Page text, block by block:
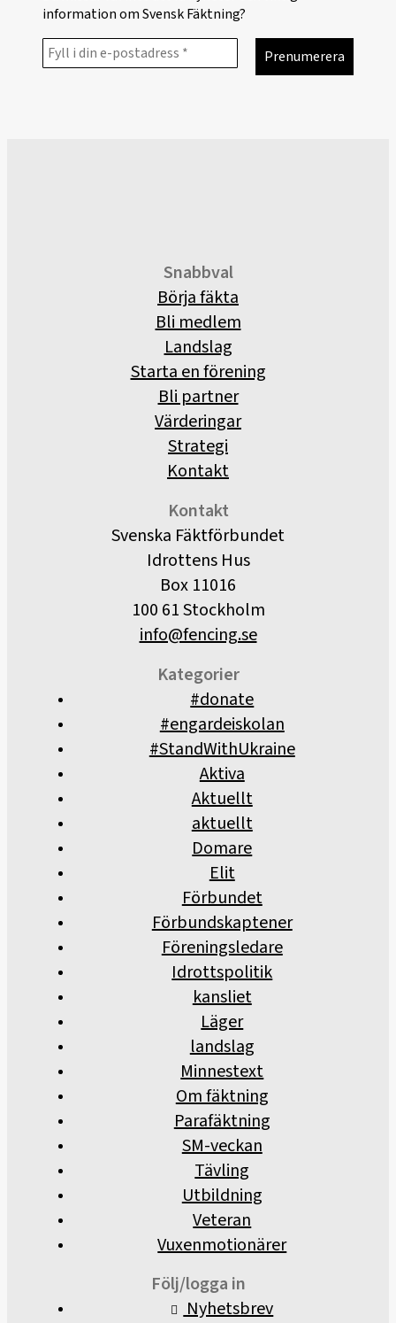
information om Svensk Fäktning?
Snabbval
Börja fäkta
Bli medlem
Landslag
Starta en förening
Bli partner
Värderingar
Strategi
Kontakt
Kontakt
Svenska Fäktförbundet
Idrottens Hus
Box 11016
100 61 Stockholm
info@fencing.se
Kategorier
#donate
#engardeiskolan
#StandWithUkraine
Aktiva
Aktuellt
aktuellt
Domare
Elit
Förbundet
Förbundskaptener
Föreningsledare
Idrottspolitik
kansliet
Läger
landslag
Minnestext
Om fäktning
Parafäktning
SM-veckan
Tävling
Utbildning
Veteran
Vuxenmotionärer
Följ/logga in
Nyhetsbrev